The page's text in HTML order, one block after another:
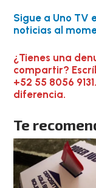
Sigue a Uno TV
noticias al
¿Tienes una
compartir?
+52 55 8056
diferencia.
Te